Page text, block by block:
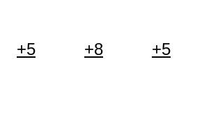
+5 +8 +5